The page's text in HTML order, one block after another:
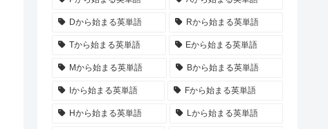
Dから始まる英単語 Rから始まる英単語
Tから始まる英単語 Eから始まる英単語
Mから始まる英単語 Bから始まる英単語
Iから始まる英単語 Fから始まる英単語
Hから始まる英単語 Lから始まる英単語